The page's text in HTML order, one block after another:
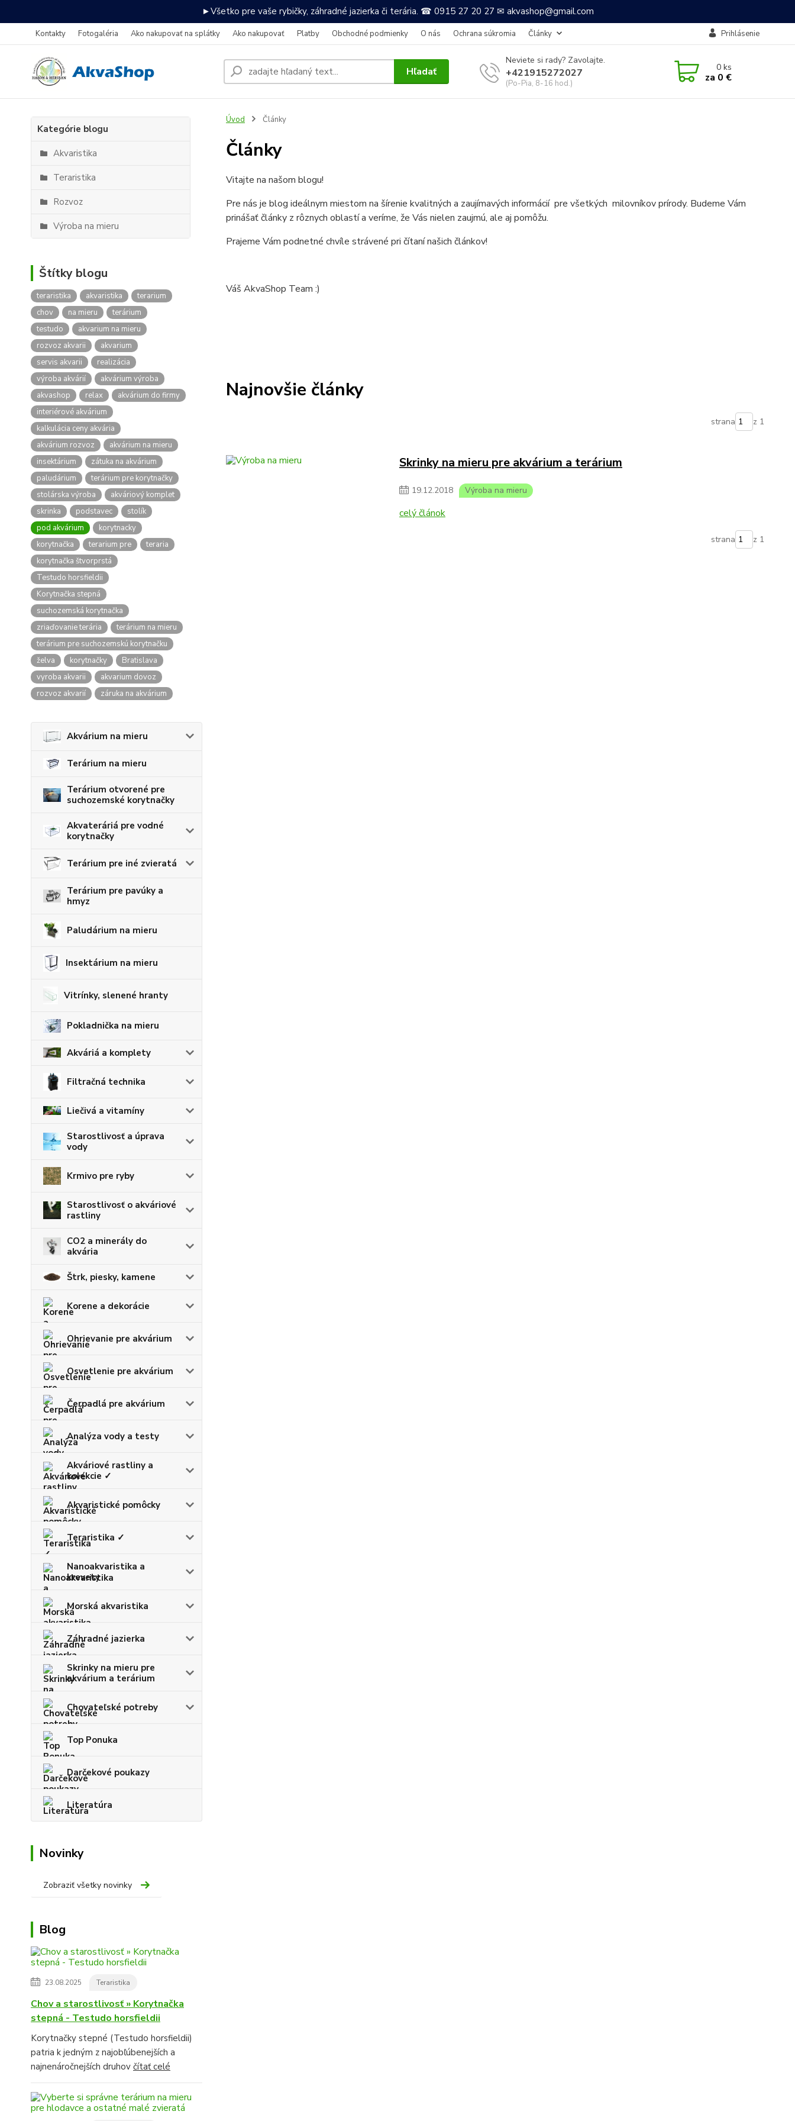
►Všetko pre vaše rybičky, záhradné jazierka či terária. ☎ 0915 27 20 27 ✉ akvashop@gmail.com
Kontakty Fotogaléria Ako nakupovať na splátky Ako nakupovať Platby Obchodné podmienky O nás Ochrana súkromia Články Prihlásenie
Hľadať
Neviete si rady? Zavolajte.
+421915272027
(Po-Pia, 8-16 hod.)
0ks
za 0 €
Kategórie blogu
Akvaristika
Teraristika
Rozvoz
Výroba na mieru
Štítky blogu
teraristika akvaristika
terarium
chov
na mieru
terárium
testudo
akvarium na mieru
rozvoz akvarii
akvarium
servis akvarii
realizácia
výroba akvárií
akvárium výroba
akvashop
relax
akvárium do firmy
interiérové akvárium
kalkulácia ceny akvária
akvárium rozvoz
akvárium na mieru
insektárium
zátuka na akvárium
paludárium
terárium pre korytnačky
stolárska výroba
akváriový komplet
skrinka
podstavec
stolík
pod akvárium
korytnacky
korytnačka
terarium pre
teraria
korytnačka štvorprstá
Testudo horsfieldii
Korytnačka stepná
suchozemská korytnačka
zriaďovanie terária
terárium na mieru
terárium pre suchozemskú korytnačku
želva
korytnačky
Bratislava
vyroba akvarii
akvarium dovoz
rozvoz akvarií
záruka na akvárium
Akvárium na mieru
Terárium na mieru
Terárium otvorené pre
suchozemské korytnačky
Akvateráriá pre vodné
korytnačky
Terárium pre iné zvieratá
Terárium pre pavúky a
hmyz
Paludárium na mieru
Insektárium na mieru
Vitrínky, slenené hranty
Pokladnička na mieru
Akváriá a komplety
Filtračná technika
Liečivá a vitamíny
Starostlivosť a úprava
vody
Krmivo pre ryby
Starostlivosť o akváriové
rastliny
CO2 a minerály do
akvária
Štrk, piesky, kamene
Korene a dekorácie
Ohrievanie pre akvárium
Osvetlenie pre akvárium
Čerpadlá pre akvárium
Analýza vody a testy
Akváriové rastliny a
kolekcie ✓
Akvaristické pomôcky
Teraristika ✓
Nanoakvaristika a
krevety
Morská akvaristika
Záhradné jazierka
Skrinky na mieru pre
akvárium a terárium
Chovateľské potreby
Top Ponuka
Darčekové poukazy
Literatúra
Novinky
Zobraziť všetky novinky
Blog
23.08.2025 Teraristika
Chov a starostlivosť » Korytnačka
stepná - Testudo horsfieldii
Korytnačky stepné (Testudo horsfieldii)
patria k jedným z najobľúbenejších a
najnenáročnejších druhov čítať celé
Úvod Články
Články
Vitajte na našom blogu!
Pre nás je blog ideálnym miestom na šírenie kvalitných a zaujímavých informácií pre všetkých milovníkov prírody. Budeme Vám
prinášať články z rôznych oblastí a veríme, že Vás nielen zaujmú, ale aj pomôžu.
Prajeme Vám podnetné chvíle strávené pri čítaní našich článkov!
Váš AkvaShop Team :)
Najnovšie články
strana z 1
Skrinky na mieru pre akvárium a terárium
19.12.2018 Výroba na mieru
celý článok
strana z 1